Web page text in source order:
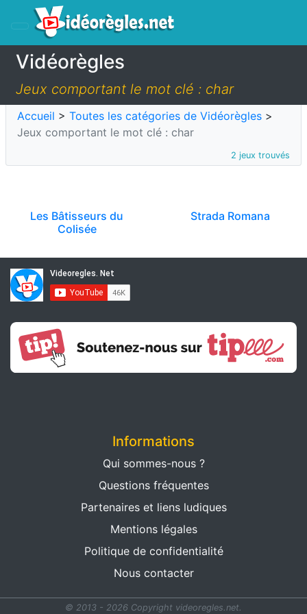
Vidéorègles
Jeux comportant le mot clé : char
Accueil > Toutes les catégories de Vidéorègles >
Jeux comportant le mot clé : char
2 jeux trouvés
Les Bâtisseurs du
Colisée
Strada Romana
Informations
Qui sommes-nous ?
Questions fréquentes
Partenaires et liens ludiques
Mentions légales
Politique de confidentialité
Nous contacter
© 2013 - 2026 Copyright videoregles.net.